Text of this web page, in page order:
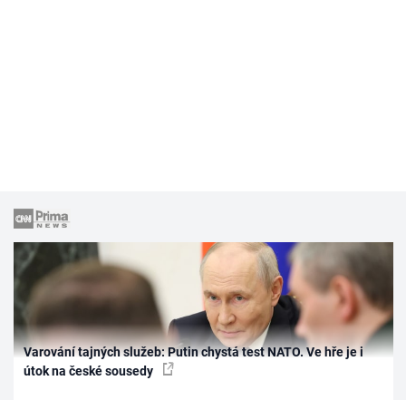
Varování tajných služeb: Putin chystá test NATO. Ve hře je i
útok na české sousedy